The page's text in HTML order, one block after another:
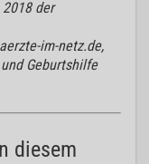
der
im-netz.de,
Geburtshilfe
diesem